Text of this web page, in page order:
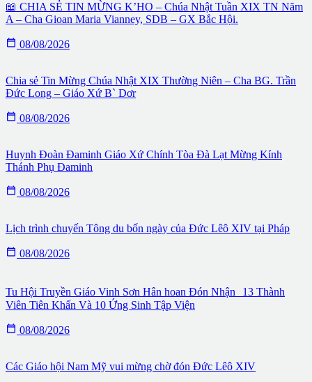
📖 CHIA SẺ TIN MỪNG K’HO – Chúa Nhật Tuần XIX TN Năm
A – Cha Gioan Maria Vianney, SDB – GX Bắc Hội.
 08/08/2026
Chia sẻ Tin Mừng Chúa Nhật XIX Thường Niên – Cha BG. Trần
Đức Long – Giáo Xứ B` Dơr
 08/08/2026
Huynh Đoàn Đaminh Giáo Xứ Chính Tòa Đà Lạt Mừng Kính
Thánh Phụ Đaminh
 08/08/2026
Lịch trình chuyến Tông du bốn ngày của Đức Lêô XIV tại Pháp
 08/08/2026
Tu Hội Truyền Giáo Vinh Sơn Hân hoan Đón Nhận 13 Thành
Viên Tiên Khấn Và 10 Ứng Sinh Tập Viện
 08/08/2026
Các Giáo hội Nam Mỹ vui mừng chờ đón Đức Lêô XIV